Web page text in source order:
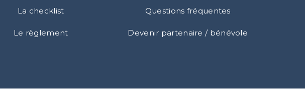
La checklist
Le règlement
Questions fréquentes
Devenir partenaire / bénévole